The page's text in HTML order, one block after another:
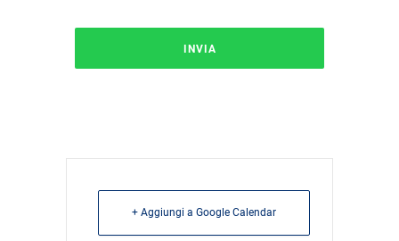
+ Aggiungi a Google Calendar